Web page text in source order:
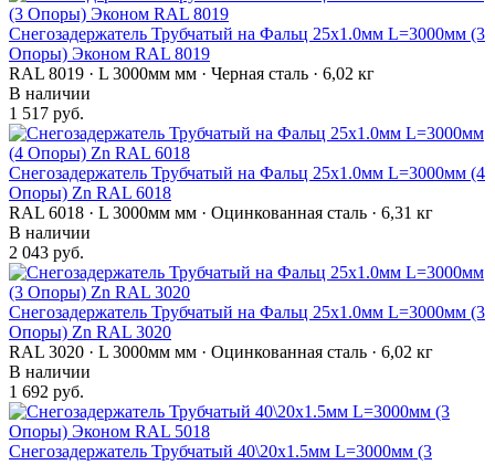
Снегозадержатель Трубчатый на Фальц 25х1.0мм L=3000мм (3
Опоры) Эконом RAL 8019
RAL 8019 · L 3000мм мм · Черная сталь · 6,02 кг
В наличии
1 517 руб.
Снегозадержатель Трубчатый на Фальц 25х1.0мм L=3000мм (4
Опоры) Zn RAL 6018
RAL 6018 · L 3000мм мм · Оцинкованная сталь · 6,31 кг
В наличии
2 043 руб.
Снегозадержатель Трубчатый на Фальц 25х1.0мм L=3000мм (3
Опоры) Zn RAL 3020
RAL 3020 · L 3000мм мм · Оцинкованная сталь · 6,02 кг
В наличии
1 692 руб.
Снегозадержатель Трубчатый 40\20х1.5мм L=3000мм (3